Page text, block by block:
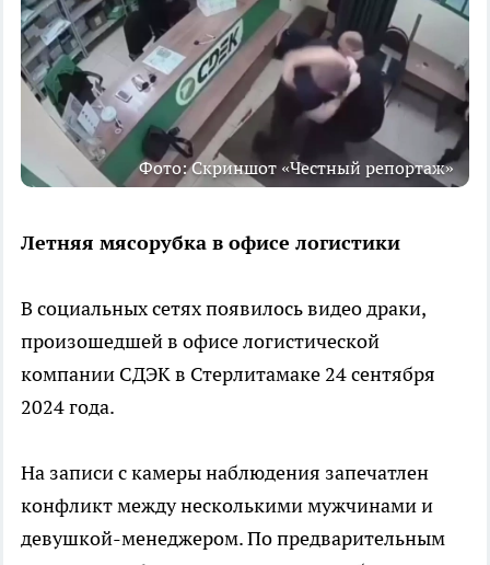
Фото: Скриншот «Честный репортаж»
Летняя мясорубка в офисе логистики
В социальных сетях появилось видео драки,
произошедшей в офисе логистической
компании СДЭК в Стерлитамаке 24 сентября
2024 года.
На записи с камеры наблюдения запечатлен
конфликт между несколькими мужчинами и
девушкой-менеджером. По предварительным